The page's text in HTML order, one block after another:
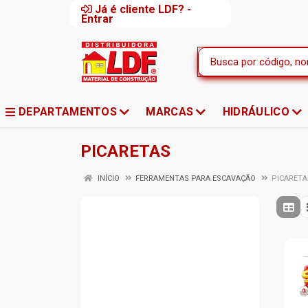
Já é cliente LDF? -
Entrar
DEPARTAMENTOS MARCAS HIDRÁULICO
PICARETAS
INÍCIO FERRAMENTAS PARA ESCAVAÇÃO